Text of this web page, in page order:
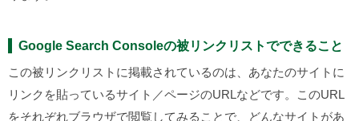
Google Search Consoleの被リンクリストでできること
この被リンクリストに掲載されているのは、あなたのサイトに
リンクを貼っているサイト／ページのURLなどです。このURL
をそれぞれブラウザで閲覧してみることで、どんなサイトがあ